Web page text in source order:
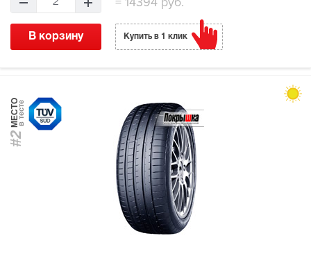
В корзину Купить в 1 клик
#2
МЕСТОв тесте